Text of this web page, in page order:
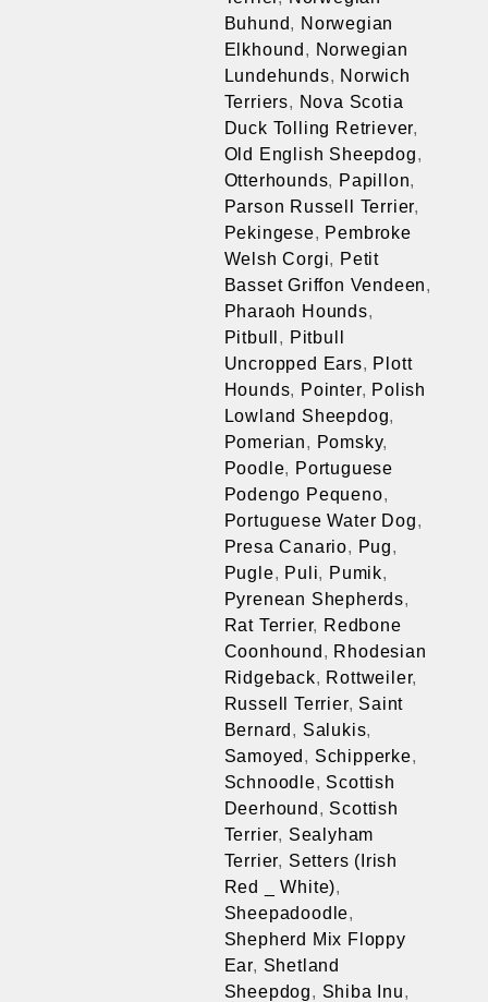
Buhund, Norwegian
Elkhound , Norwegian
Lundehunds, Norwich
Terriers, Nova Scotia
Duck Tolling Retriever,
Old English Sheepdog,
Otterhounds, Papillon,
Parson Russell Terrier,
Pekingese, Pembroke
Welsh Corgi, Petit
Basset Griffon Vendeen,
Pharaoh Hounds,
Pitbull , Pitbull
Uncropped Ears, Plott
Hounds, Pointer, Polish
Lowland Sheepdog,
Pomerian, Pomsky,
Poodle, Portuguese
Podengo Pequeno,
Portuguese Water Dog,
Presa Canario, Pug,
Pugle, Puli, Pumik,
Pyrenean Shepherds,
Rat Terrier, Redbone
Coonhound , Rhodesian
Ridgeback, Rottweiler,
Russell Terrier, Saint
Bernard , Salukis,
Samoyed , Schipperke,
Schnoodle, Scottish
Deerhound , Scottish
Terrier, Sealyham
Terrier, Setters (Irish
Red _ White),
Sheepadoodle,
Shepherd Mix Floppy
Ear, Shetland
Sheepdog, Shiba Inu,